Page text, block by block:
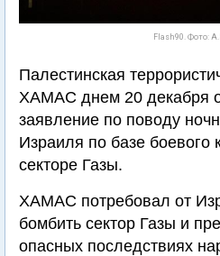
Flash90. Фото:
Палестинская
ХАМАС днем 20 декабря
заявление по поводу
Израиля по базе боевого
секторе Газы.
ХАМАС потребовал от
бомбить сектор Газы и
опасных последствиях